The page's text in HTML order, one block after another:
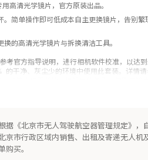
高清光学镜片，官方原装出品。
。简单操作即可低成本自主更换镜片，告别
的高清光学镜片与拆换清洁工具。
考官方指导说明，进行相机软件校准，以达到
干净、灰尘少的环境中使用此套装。详情请
机符合仅需单独更换镜片的条件，但购买镜
无人机存在问题，请联系售后服务，可以将
据《北京市无人驾驶航空器管理规定
京市行政区域内销售、出租及寄递无人机
购买。